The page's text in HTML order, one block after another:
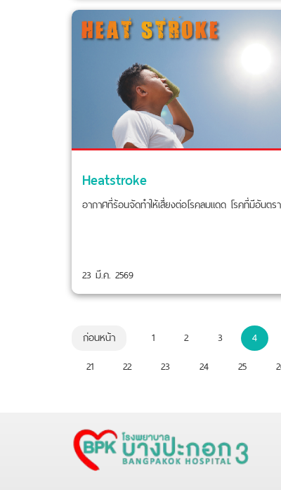
Heatstroke
อากาศที่ร้อนจัดทำให้เสี่ยงต่อโรคลมแดด โรคที่มีอันตร
23 มี.ค. 2569
ก่อนหน้า 1 2 3 4
21
22 23 24 25